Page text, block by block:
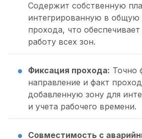
Содержит собственную
интегрированную в общую
прохода, что
работу всех зон.
Фиксация прохода: Точно
направление и факт
добавленную зону для
и учета рабочего времени.
Совместимость с